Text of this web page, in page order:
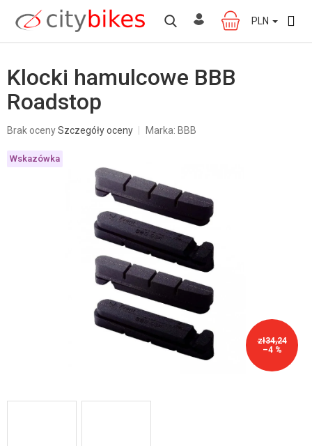
treści
KOSZYK
PLN
Klocki hamulcowe BBB
Roadstop
Średnia
produktu
wynosi
Brak ocenySzczegóły oceny Marka: BBB
zł34,24
–4 %
Wskazówka